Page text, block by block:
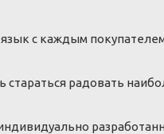
с каждым
радовать